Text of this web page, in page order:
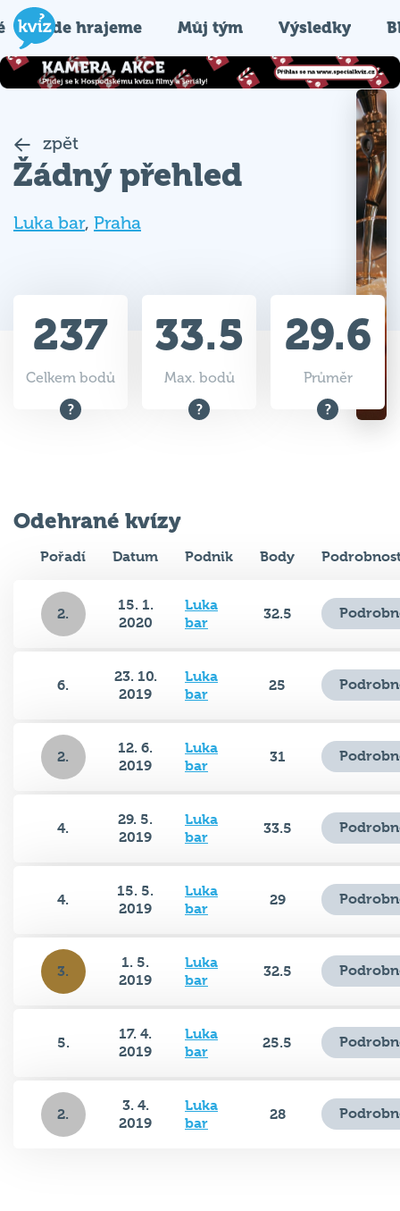
Kde hrajeme Můj tým Výsledky
zpět
Žádný přehled
Luka bar, Praha
237
Celkem bodů
33.5
Max. bodů
29.6
Průměr
Odehrané kvízy
Pořadí Datum Podnik Body
2.
15. 1.
2020
Luka
bar
32.5
6.
23. 10.
2019
Luka
bar
25
2.
12. 6.
2019
Luka
bar
31
4.
29. 5.
2019
Luka
bar
33.5
4.
15. 5.
2019
Luka
bar
29
3.
1. 5.
2019
Luka
bar
32.5
5.
17. 4.
2019
Luka
bar
25.5
2.
3. 4.
2019
Luka
bar
28